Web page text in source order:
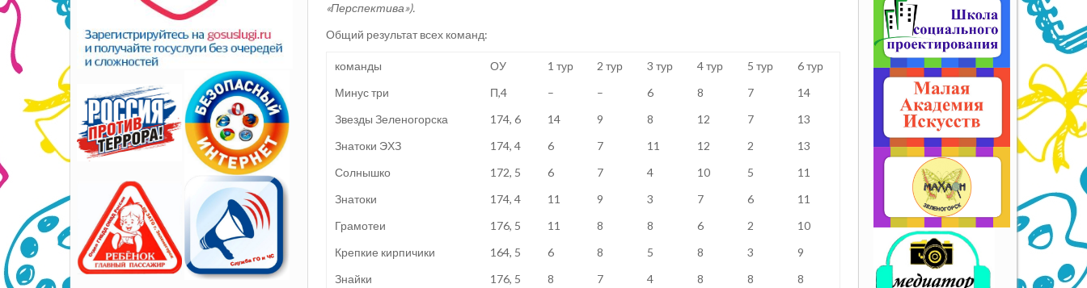
«Перспектива»).
Общий результат всех команд:
команды ОУ 1 тур 2 тур 3 тур 4 тур 5 тур
6 тур
Минус три
П,4 – – 6 8 7
14
Звезды Зеленогорска
174, 6 14 9 8 12 7
13
Знатоки ЭХЗ
174, 4 6 7 11 12 2
13
Солнышко
172, 5 6 7 4 10 5
11
Знатоки
174, 4 11 9 3 7 6
11
Грамотеи
176, 5 11 8 8 6 2
10
Крепкие кирпичики
164, 5 6 8 5 8 3
9
Знайки
176, 5 8 7 4 8 8
8